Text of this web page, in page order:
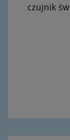
czujnik